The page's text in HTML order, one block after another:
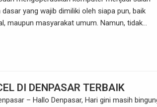
yang wajib dimiliki oleh siapa pun, baik
maupun masyarakat umum. Namun, tidak
kesempatan atau waktu untuk mempelajari
Bagi Anda yang berada di Denpasar,
DI DENPASAR TERBAIK
– Hallo Denpasar, Hari gini masih